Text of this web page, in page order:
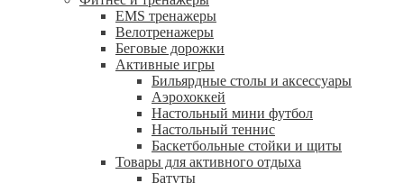
EMS тренажеры
Велотренажеры
Беговые дорожки
Активные игры
Бильярдные столы и аксессуары
Аэрохоккей
Настольный мини футбол
Настольный теннис
Баскетбольные стойки и щиты
Товары для активного отдыха
Батуты